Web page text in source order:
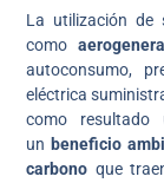
La utilización de
como
autoconsumo,
eléctrica
como resultado
un beneficio
carbono que